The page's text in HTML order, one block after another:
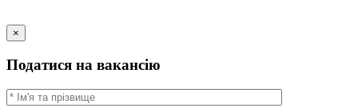
×
Податися на вакансію